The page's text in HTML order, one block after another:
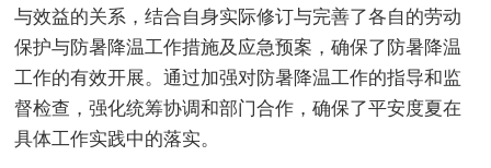
与效益的关系，结合自身实际修订与完善了各自的劳动
保护与防暑降温工作措施及应急预案，确保了防暑降温
工作的有效开展。通过加强对防暑降温工作的指导和监
督检查，强化统筹协调和部门合作，确保了平安度夏在
具体工作实践中的落实。